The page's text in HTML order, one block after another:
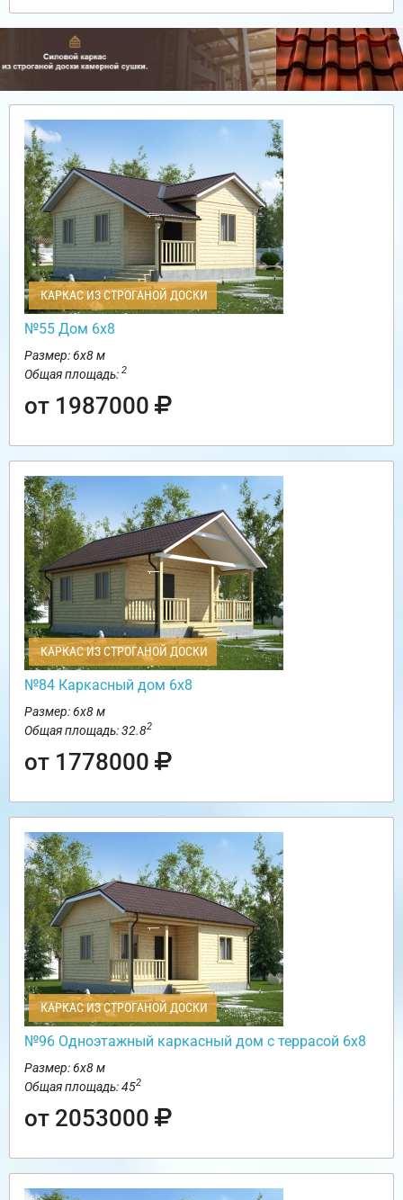
КАРКАС ИЗ СТРОГАНОЙ ДОСКИ
№55 Дом 6х8
Размер: 6х8 м
Общая площадь: 2
от 1987000
КАРКАС ИЗ СТРОГАНОЙ ДОСКИ
№84 Каркасный дом 6х8
Размер: 6х8 м
Общая площадь: 32.82
от 1778000
КАРКАС ИЗ СТРОГАНОЙ ДОСКИ
№96 Одноэтажный каркасный дом с террасой 6х8
Размер: 6х8 м
Общая площадь: 452
от 2053000